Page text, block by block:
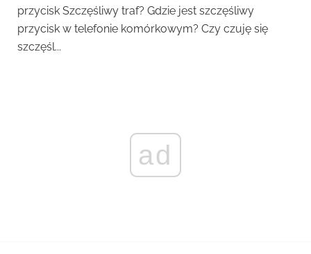
przycisk Szczęśliwy traf? Gdzie jest szczęśliwy
przycisk w telefonie komórkowym? Czy czuję się
szczęśl...
ad